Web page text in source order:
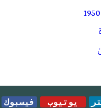
يوتيوب
فيسبوك